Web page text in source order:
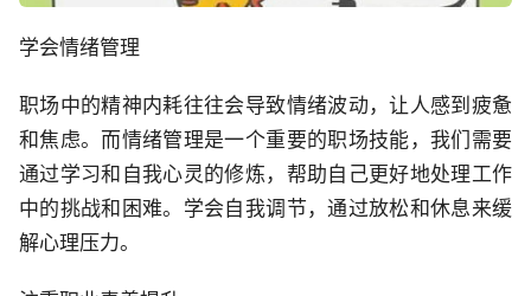
学会情绪管理
职场中的精神内耗往往会导致情绪波动，让人感到疲惫
和焦虑。而情绪管理是一个重要的职场技能，我们需要
通过学习和自我心灵的修炼，帮助自己更好地处理工作
中的挑战和困难。学会自我调节，通过放松和休息来缓
解心理压力。